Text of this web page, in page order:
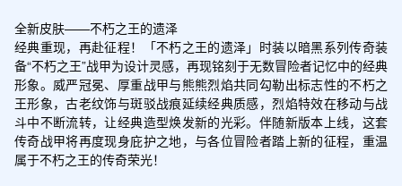
全新皮肤——不朽之王的遗泽
经典重现，再赴征程！「不朽之王的遗泽」时装以暗黑系列传奇装
备“不朽之王”战甲为设计灵感，再现铭刻于无数冒险者记忆中的经典
形象。威严冠冕、厚重战甲与熊熊烈焰共同勾勒出标志性的不朽之
王形象，古老纹饰与斑驳战痕延续经典质感，烈焰特效在移动与战
斗中不断流转，让经典造型焕发新的光彩。伴随新版本上线，这套
传奇战甲将再度现身庇护之地，与各位冒险者踏上新的征程，重温
属于不朽之王的传奇荣光！